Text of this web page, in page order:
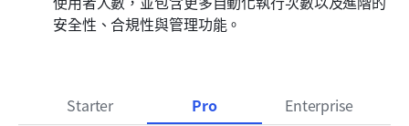
安全性、合規性與管理功能。
Starter Pro Enterprise